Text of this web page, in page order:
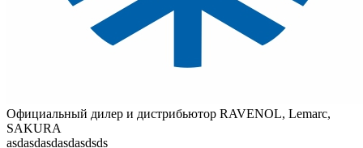
Официальный дилер и дистрибьютор RAVENOL, Lemarc,
SAKURA
asdasdasdasdasdsds